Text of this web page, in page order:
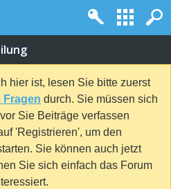
hier ist, lesen Sie bitte zuerst
Fragen durch. Sie müssen sich
Sie Beiträge verfassen
'Registrieren', um den
Sie können auch jetzt
Sie sich einfach das Forum